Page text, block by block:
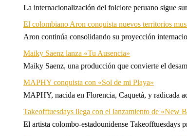
La internacionalización del folclore peruano sigue
El colombiano Aron conquista nuevos territorios
Aron continúa consolidando su proyección
Maiky Saenz lanza «Tu Ausencia»
Maiky Saenz, una producción que convierte el
MAPHY conquista con «Sol de mi Playa»
MAPHY, nacida en Florencia, Caquetá, y radicada
Takeofftuesdays llega con el lanzamiento de «New
El artista colombo-estadounidense Takeofftuesdays